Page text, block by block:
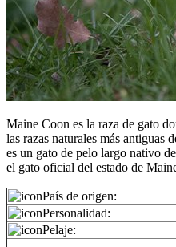
Maine Coon es la raza de gato
las razas naturales más
es un gato de pelo largo nativo
el gato oficial del estado de
País de origen:
Personalidad:
Pelaje: